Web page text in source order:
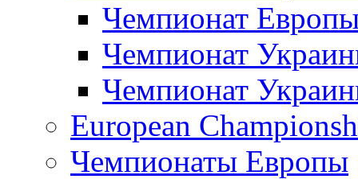
Чемпионат
Чемпионат
Чемпионат
European
Чемпионаты Европы